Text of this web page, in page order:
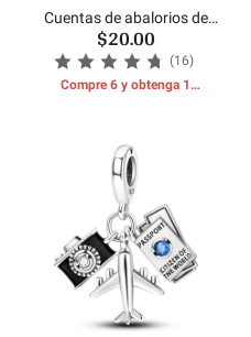
Cuentas de abalorios de
tierra para pasaporte de
avión
$20.00
(16)
Compre 6 y obtenga 1